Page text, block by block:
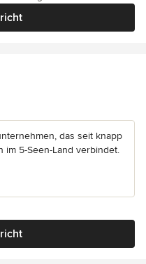
5 Sternen
das seit knapp
im 5-Seen-Land verbindet.